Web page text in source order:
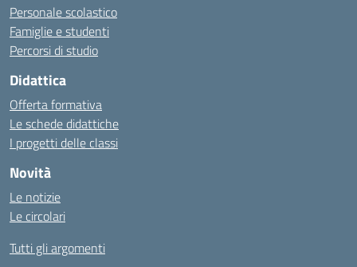
Personale scolastico
Famiglie e studenti
Percorsi di studio
Didattica
Offerta formativa
Le schede didattiche
I progetti delle classi
Novità
Le notizie
Le circolari
Tutti gli argomenti